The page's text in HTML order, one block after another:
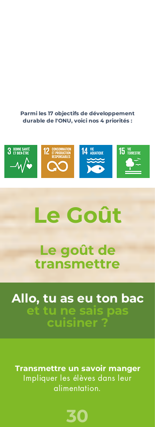
Parmi les 17 objectifs de développement
durable de l'ONU, voici nos 4 priorités :
Le Goût
Le goût de
transmettre
Allo, tu as eu ton bac
et tu ne sais pas
cuisiner ?
Transmettre un savoir manger
Impliquer les élèves dans leur
alimentation.
30